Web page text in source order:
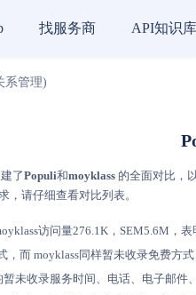
找服务商 API知识库
系管理)
了Populi和moyklass 的全面对比，
，请仔细查看对比列表。
访问量276.1K，SEM5.6M，
，而 moyklass同样暂未收录免费方
未收录服务时间、电话、电子邮件